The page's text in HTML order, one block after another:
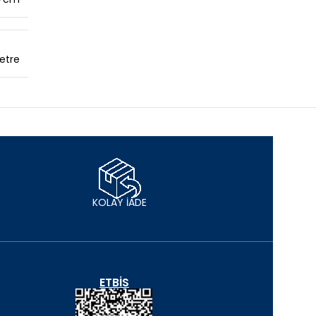
KOLAY İADE
ETBIS